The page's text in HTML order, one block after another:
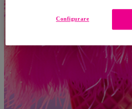
Configurare